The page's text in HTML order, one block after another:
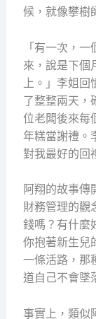
候，就像攀樹
「有一次，
來，說是下個
上。」李姐回
了整整兩天，
位老闆後來每
年糕當謝禮。
對我最好的回
阿翔的故事傳
財務管理的觀
錢嗎？有什麼
你抱著新生兒
一條活路，那
道自己不會墜
事實上，類似